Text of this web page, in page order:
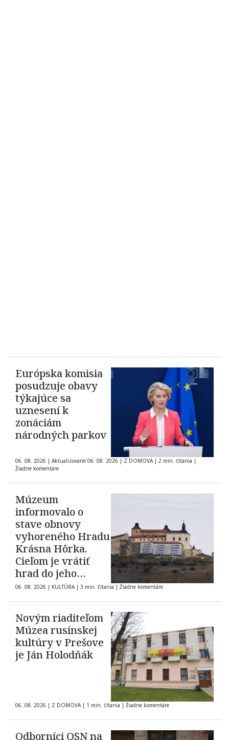
Európska komisia
posudzuje obavy
týkajúce sa
uznesení k
zonáciám
národných parkov
06. 08. 2026 | Aktualizované 06. 08. 2026 | Z DOMOVA | 2 min. čítania |
Žiadne komentáre
Múzeum
informovalo o
stave obnovy
vyhoreného Hradu
Krásna Hôrka.
Cieľom je vrátiť
hrad do jeho
pôvodnej podoby z
roku 1903
06. 08. 2026 | KULTÚRA | 3 min. čítania | Žiadne komentáre
Novým riaditeľom
Múzea rusínskej
kultúry v Prešove
je Ján Holodňák
06. 08. 2026 | Z DOMOVA | 1 min. čítania | Žiadne komentáre
Odborníci OSN na